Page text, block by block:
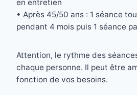
en entretien
• Après 45/50 ans : 1 séance
pendant 4 mois puis 1 séance
Attention, le rythme des
chaque personne. Il peut être
fonction de vos besoins.